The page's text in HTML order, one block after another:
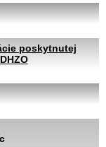
poskytnutej